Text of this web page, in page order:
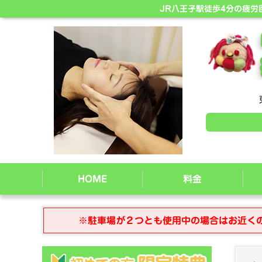
JR八王子駅徒歩4分の疲労
HOME 料金
※駐車場が２つとも使用中の場合はお近く